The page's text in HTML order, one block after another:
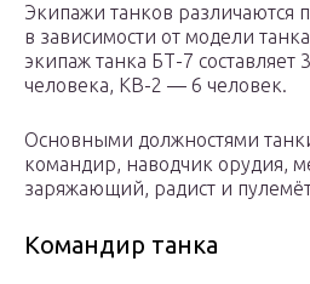
Экипажи танков различаются
в зависимости от модели
экипаж танка БТ-7
человека, КВ-2 — 6 человек.
Основными должностями
командир, наводчик орудия,
заряжающий, радист и
Командир танка